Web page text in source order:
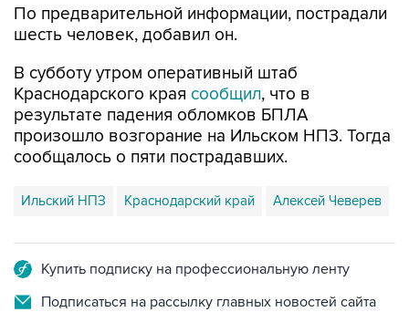
По предварительной информации, пострадали
шесть человек, добавил он.
В субботу утром оперативный штаб
Краснодарского края сообщил, что в
результате падения обломков БПЛА
произошло возгорание на Ильском НПЗ. Тогда
сообщалось о пяти пострадавших.
Ильский НПЗ Краснодарский край Алексей Чеверев
Купить подписку на профессиональную ленту
Подписаться на рассылку главных новостей сайта